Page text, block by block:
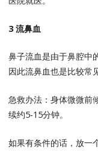
3 流鼻血
鼻子流血是由于鼻腔中
因此流鼻血也是比较常
急救办法：身体微微前
续约5-15分钟。
如果有条件的话，放一